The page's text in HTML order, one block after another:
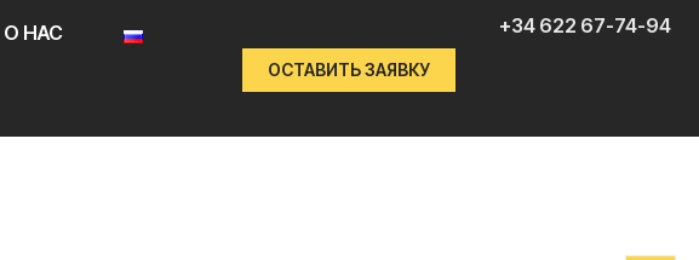
О НАС
ОСТАВИТЬ ЗАЯВКУ
+34 622 67-74-94